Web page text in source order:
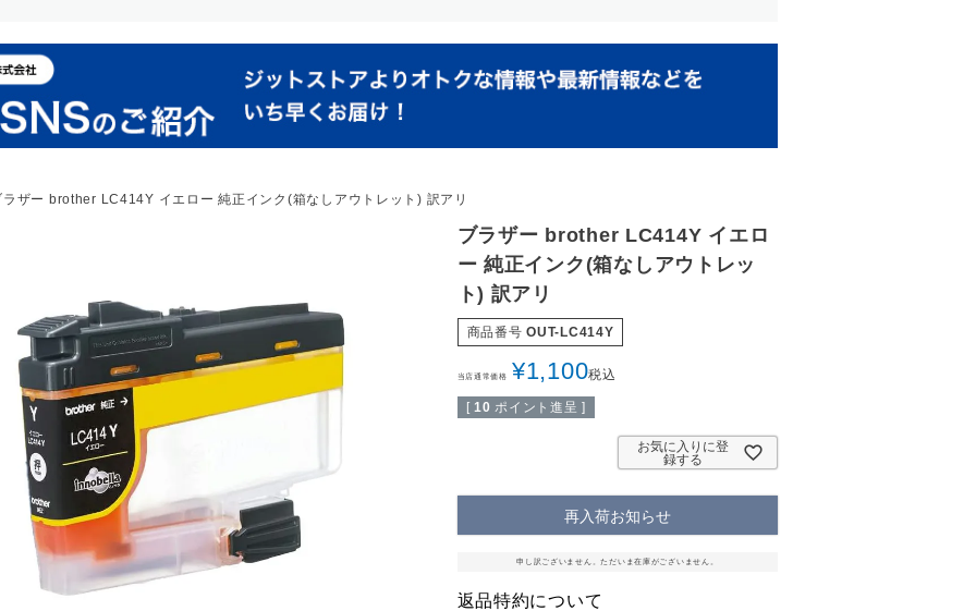
ラザー brother LC414Y イエロー 純正インク(箱なしアウトレット) 訳アリ
ブラザー brother LC414Y イエロ
ー 純正インク(箱なしアウトレッ
ト) 訳アリ
商品番号 OUT-LC414Y
当店通常価格 ¥1,100税込
[ 10 ポイント進呈 ]
お気に入りに登
録する
再入荷お知らせ
申し訳ございません。ただいま在庫がございません。
返品特約について